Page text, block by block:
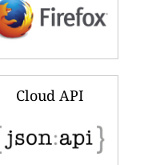
Cloud API